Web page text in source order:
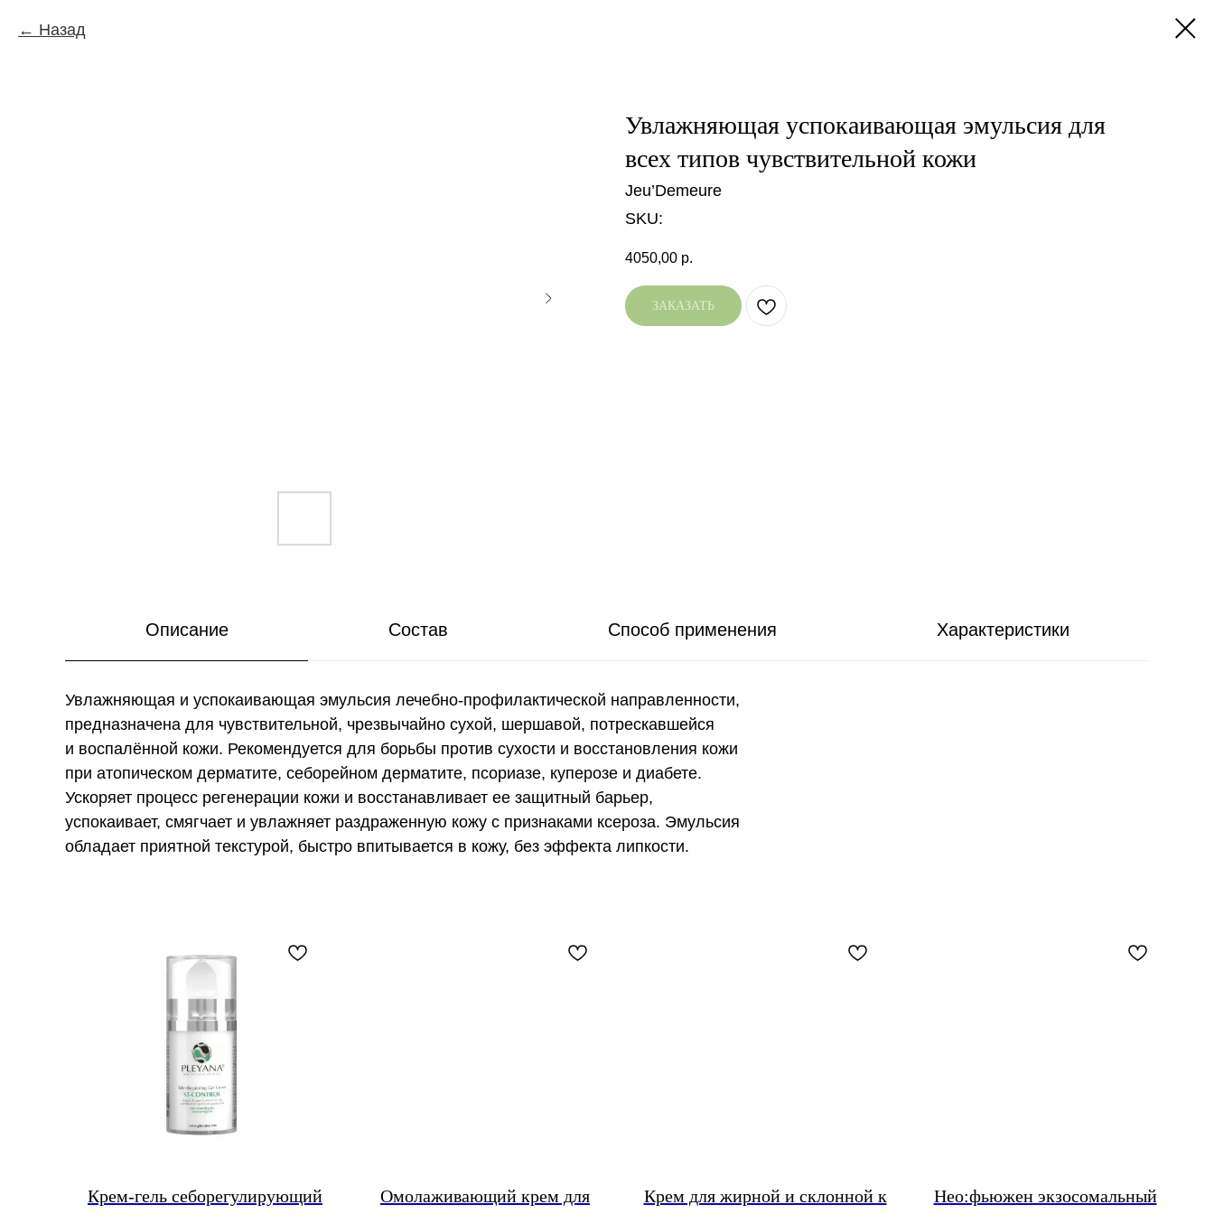
Назад
Увлажняющая успокаивающая эмульсия для
всех типов чувствительной кожи
Jeu’Demeure
SKU:
4050,00 р.
ЗАКАЗАТЬ
Описание Состав Способ применения Характеристики
Увлажняющая и успокаивающая эмульсия лечебно‑профилактической направленности,
предназначена для чувствительной, чрезвычайно сухой, шершавой, потрескавшейся
и воспалённой кожи. Рекомендуется для борьбы против сухости и восстановления кожи
при атопическом дерматите, себорейном дерматите, псориазе, куперозе и диабете.
Ускоряет процесс регенерации кожи и восстанавливает ее защитный барьер,
успокаивает, смягчает и увлажняет раздраженную кожу с признаками ксероза. Эмульсия
обладает приятной текстурой, быстро впитывается в кожу, без эффекта липкости.
Крем-гель себорегулирующий
Омолаживающий крем для
Крем для жирной и склонной к
Нео:фьюжен экзосомальный